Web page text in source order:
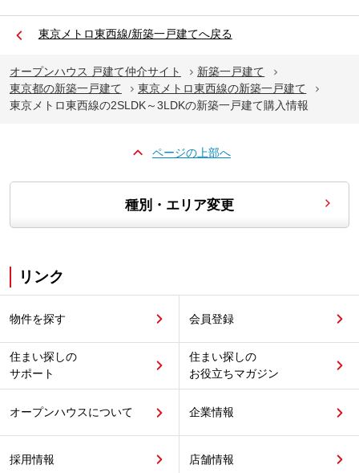
東京メトロ東西線/新築一戸建てへ戻る
オープンハウス 戸建て仲介サイト
新築一戸建て
東京都の新築一戸建て
東京メトロ東西線の新築一戸建て
東京メトロ東西線の2SLDK～3LDKの新築一戸建て購入情報
ページの上部へ
種別・エリア変更
リンク
物件を探す 会員登録
住まい探しの
サポート
住まい探しの
お役立ちマガジン
オープンハウスについて 企業情報
採用情報 店舗情報